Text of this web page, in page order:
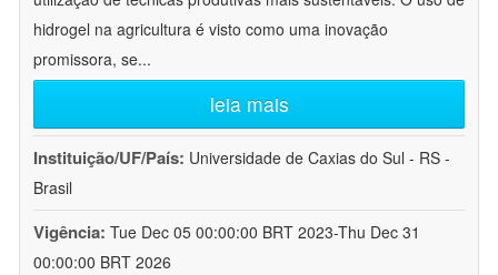
hidrogel na agricultura é visto como uma inovação
promissora, se...
leia mais
Instituição/UF/País: Universidade de Caxias do Sul - RS -
Brasil
Vigência: Tue Dec 05 00:00:00 BRT 2023-Thu Dec 31
00:00:00 BRT 2026